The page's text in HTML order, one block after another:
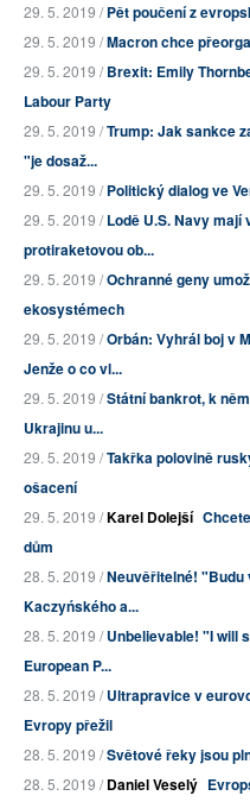
29. 5. 2019 /Pět poučení z
29. 5. 2019 /Macron chce
29. 5. 2019 /Brexit: Emily
Labour Party
29. 5. 2019 /Trump: Jak sankce
"je dosaž...
29. 5. 2019 /Politický dialog ve
29. 5. 2019 /Lodě U.S. Navy
protiraketovou ob...
29. 5. 2019 /Ochranné geny
ekosystémech
29. 5. 2019 /Orbán: Vyhrál boj v
Jenže o co vl...
29. 5. 2019 /Státní bankrot, k
Ukrajinu u...
29. 5. 2019 /Takřka polovině
ošacení
29. 5. 2019 /Karel Dolejší
dům
28. 5. 2019 /Neuvěřitelné! "Budu
Kaczyńského a...
28. 5. 2019 /Unbelievable! "I will
European P...
28. 5. 2019 /Ultrapravice v
Evropy přežil
28. 5. 2019 /Světové řeky jsou
28. 5. 2019 /Daniel Veselý